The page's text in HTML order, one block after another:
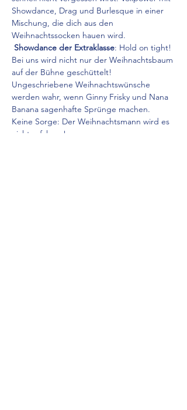
Showdance, Drag und Burlesque in einer
Mischung, die dich aus den
Weihnachtssocken hauen wird.
Showdance der Extraklasse: Hold on tight!
Bei uns wird nicht nur der Weihnachtsbaum
auf der Bühne geschüttelt!
Ungeschriebene Weihnachtswünsche
werden wahr, wenn Ginny Frisky und Nana
Banana sagenhafte Sprünge machen.
Keine Sorge: Der Weihnachtsmann wird es
nicht erfahren!